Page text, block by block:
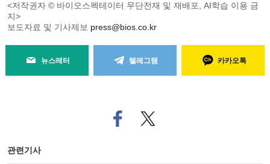
<저작권자 © 바이오스펙테이터 무단전재 및 재배포, AI학습 이용 금
지>
보도자료 및 기사제보 press@bios.co.kr
뉴스레터 텔레그램 카카오톡
페
이
트위
터로
관련기사